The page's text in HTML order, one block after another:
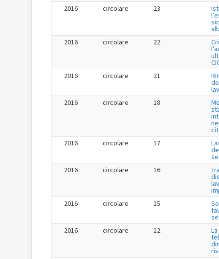
2016
circolare 23
2016
circolare 22
2016
circolare 21
2016
circolare 18
2016
circolare 17
2016
circolare 16
2016
circolare 15
2016
circolare 12